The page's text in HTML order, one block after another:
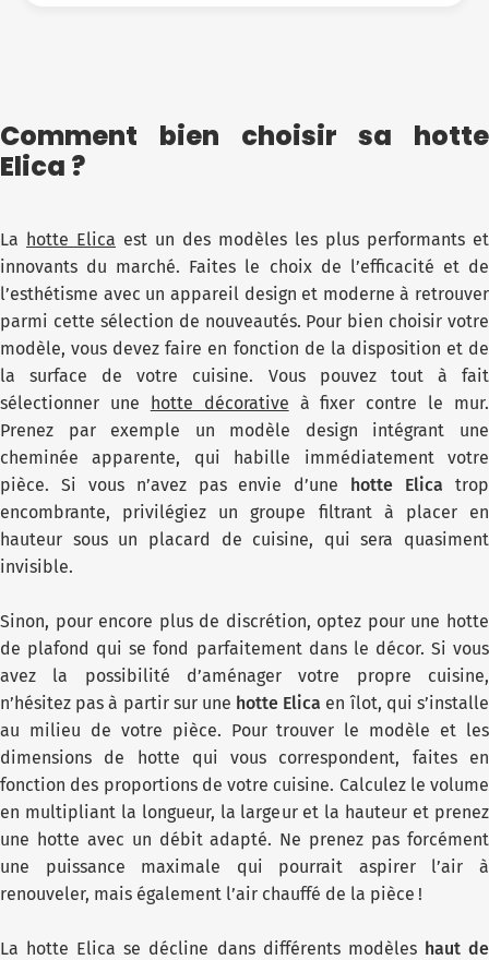
Comment bien choisir sa hotte
Elica ?
La hotte Elica est un des modèles les plus performants et
innovants du marché. Faites le choix de l’efficacité et de
l’esthétisme avec un appareil design et moderne à retrouver
parmi cette sélection de nouveautés. Pour bien choisir votre
modèle, vous devez faire en fonction de la disposition et de
la surface de votre cuisine. Vous pouvez tout à fait
sélectionner une hotte décorative à fixer contre le mur.
Prenez par exemple un modèle design intégrant une
cheminée apparente, qui habille immédiatement votre
pièce. Si vous n’avez pas envie d’une hotte Elica trop
encombrante, privilégiez un groupe filtrant à placer en
hauteur sous un placard de cuisine, qui sera quasiment
invisible.
Sinon, pour encore plus de discrétion, optez pour une hotte
de plafond qui se fond parfaitement dans le décor. Si vous
avez la possibilité d’aménager votre propre cuisine,
n’hésitez pas à partir sur une hotte Elica en îlot, qui s’installe
au milieu de votre pièce. Pour trouver le modèle et les
dimensions de hotte qui vous correspondent, faites en
fonction des proportions de votre cuisine. Calculez le volume
en multipliant la longueur, la largeur et la hauteur et prenez
une hotte avec un débit adapté. Ne prenez pas forcément
une puissance maximale qui pourrait aspirer l’air à
renouveler, mais également l’air chauffé de la pièce !
La hotte Elica se décline dans différents modèles haut de